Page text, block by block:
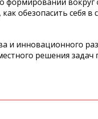
обезопасить себя в
и инновационного
решения задач